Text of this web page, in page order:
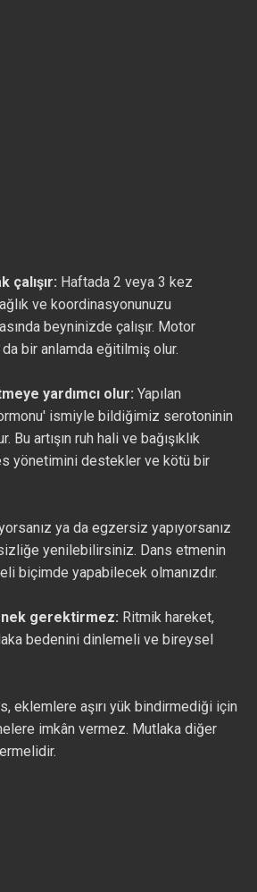
çalışır: Haftada 2 veya 3 kez
ve koordinasyonunuzu
beyninizde çalışır. Motor
bir anlamda eğitilmiş olur.
yardımcı olur: Yapılan
ismiyle bildiğimiz serotoninin
Bu artışın ruh hali ve bağışıklık
yönetimini destekler ve kötü bir
ya da egzersiz yapıyorsanız
yenilebilirsiniz. Dans etmenin
biçimde yapabilecek olmanızdır.
gerektirmez: Ritmik hareket,
bedenini dinlemeli ve bireysel
eklemlere aşırı yük bindirmediği için
imkân vermez. Mutlaka diğer